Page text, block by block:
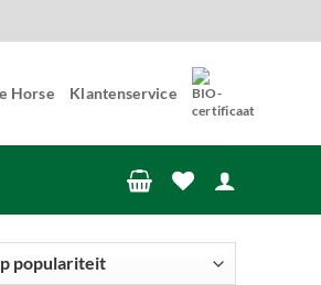
Horse Klantenservice